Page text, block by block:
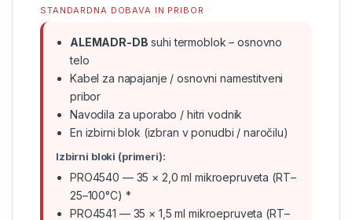
STANDARDNA DOBAVA IN PRIBOR
ALEMADR-DB suhi termoblok – osnovno
telo
Kabel za napajanje / osnovni namestitveni
pribor
Navodila za uporabo / hitri vodnik
En izbirni blok (izbran v ponudbi / naročilu)
Izbirni bloki (primeri):
PRO4540 — 35 × 2,0 ml mikroepruveta (RT–
25–100°C) *
PRO4541 — 35 × 1,5 ml mikroepruveta (RT–